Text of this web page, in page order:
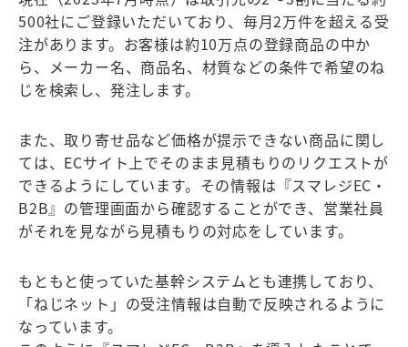
500社にご登録いただいており、毎月2万件を超える受
注があります。お客様は約10万点の登録商品の中か
ら、メーカー名、商品名、材質などの条件で希望のね
じを検索し、発注します。
また、取り寄せ品など価格が提示できない商品に関し
ては、ECサイト上でそのまま見積もりのリクエストが
できるようにしています。その情報は『スマレジEC・
B2B』の管理画面から確認することができ、営業社員
がそれを見ながら見積もりの対応をしています。
もともと使っていた基幹システムとも連携しており、
「ねじネット」の受注情報は自動で反映されるように
なっています。